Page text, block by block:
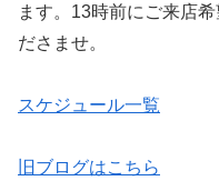
ます。13時前にご来店
ださませ。
スケジュール一覧
旧ブログはこちら